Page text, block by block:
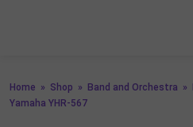
Home » Shop » Band and Orchestra »
Yamaha YHR-567